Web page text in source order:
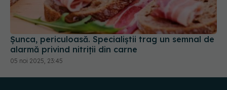
Șunca, periculoasă. Specialiștii trag un semnal de
alarmă privind nitriții din carne
05 noi 2025, 23:45